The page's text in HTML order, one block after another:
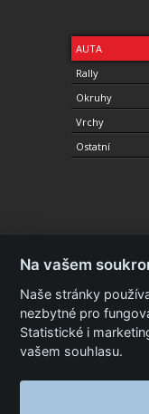
AUTA
Rally
Okruhy
Vrchy
Ostatní
© 2010-2021
vyhrazena.
3696
Na vašem
Naše stránky
nezbytné pro
Statistické i
vašem souhlasu.